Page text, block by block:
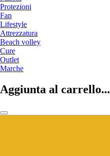
Protezioni
Fan
Lifestyle
Attrezzatura
Beach volley
Cure
Outlet
Marche
Aggiunta al carrello...